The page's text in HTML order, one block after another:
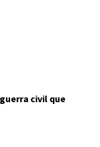
civil que